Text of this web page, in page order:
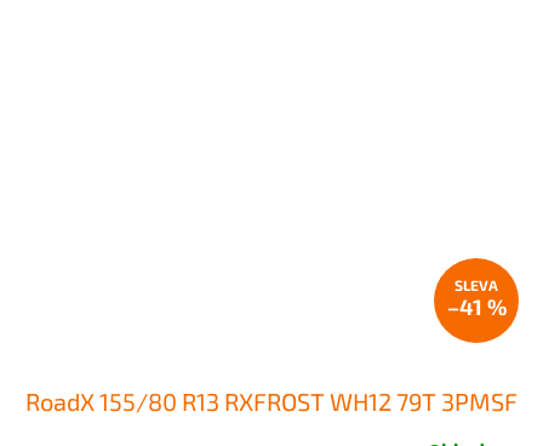
–41 %
RoadX 155/80 R13 RXFROST WH12 79T 3PMSF